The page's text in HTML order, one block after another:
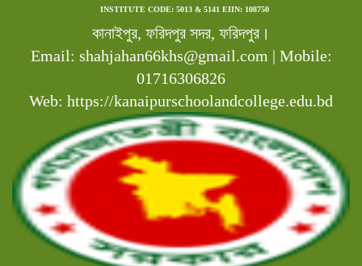
INSTITUTE CODE: 5013 & 5141 EIIN: 108750
কানাইপুর, ফরিদপুর সদর, ফরিদপুর।
Email: shahjahan66khs@gmail.com | Mobile:
01716306826
Web: https://kanaipurschoolandcollege.edu.bd